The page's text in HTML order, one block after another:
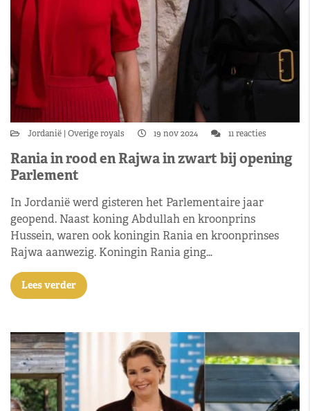
Jordanië Overige royals 19 nov 2024 11 reacties
Rania in rood en Rajwa in zwart bij opening
Parlement
In Jordanië werd gisteren het Parlementaire jaar
geopend. Naast koning Abdullah en kroonprins
Hussein, waren ook koningin Rania en kroonprinses
Rajwa aanwezig. Koningin Rania ging…
Lees verder